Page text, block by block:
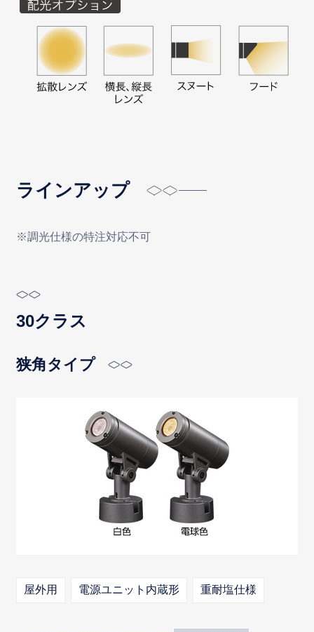
ラインアップ
※調光仕様の特注対応不可
30クラス
狭角タイプ
屋外用 電源ユニット内蔵形 重耐塩仕様